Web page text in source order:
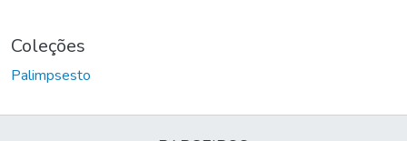
Coleções
Palimpsesto